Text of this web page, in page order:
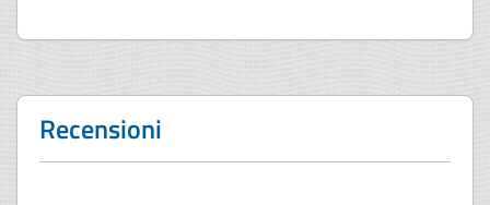
Recensioni